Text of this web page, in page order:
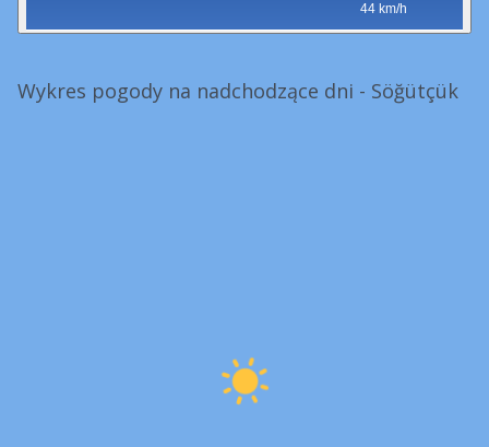
44 km/h
Wykres pogody na nadchodzące dni - Söğütçük